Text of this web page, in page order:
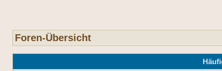
Foren-Übersicht